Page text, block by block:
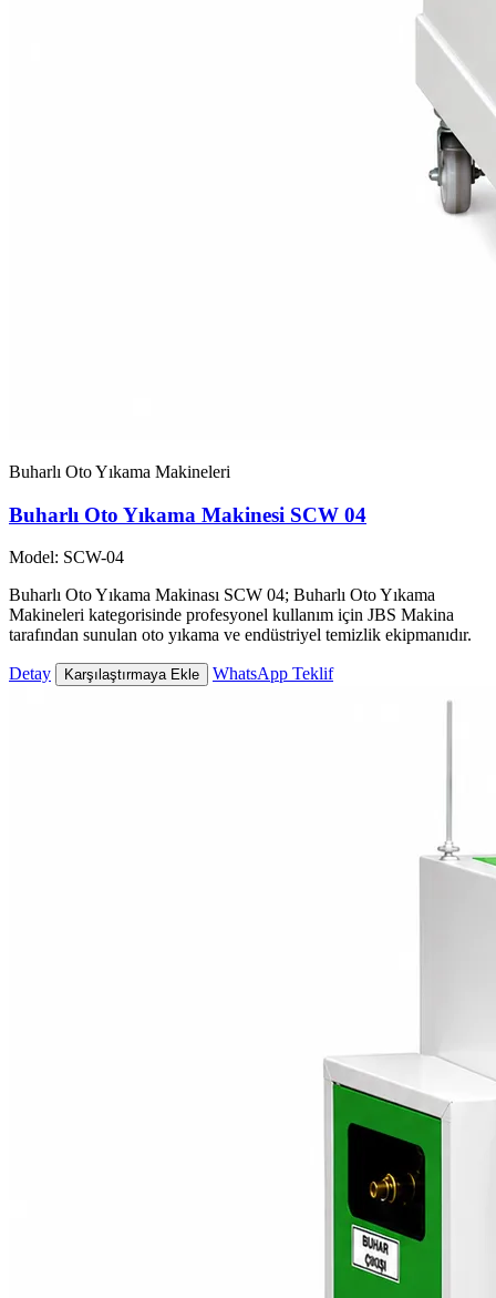
Buharlı Oto Yıkama Makineleri
Buharlı Oto Yıkama Makinesi SCW 04
Model: SCW-04
Buharlı Oto Yıkama Makinası SCW 04; Buharlı Oto Yıkama
Makineleri kategorisinde profesyonel kullanım için JBS Makina
tarafından sunulan oto yıkama ve endüstriyel temizlik ekipmanıdır.
Detay Karşılaştırmaya Ekle WhatsApp Teklif